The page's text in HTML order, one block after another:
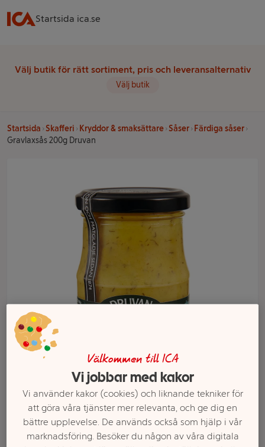
Startsida ica.se
Välj butik för rätt sortiment, pris och leveransalternativ
Välj butik
Startsida Skafferi Kryddor & smaksättare Såser
Färdiga såser
Gravlaxsås 200g Druvan
Välj butik och handla
Sortimentet kan variera mellan butikerna
Välkommen till ICA
Vi jobbar med kakor
Vi använder kakor (cookies) och liknande tekniker för
att göra våra tjänster mer relevanta, och ge dig en
bättre upplevelse. De används också som hjälp i vår
marknadsföring. Besöker du någon av våra digitala